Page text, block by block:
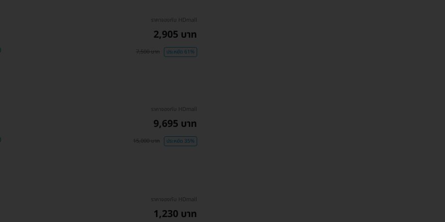
ราคาจองกับ HDmall
2,905 บาท
7,500 บาท ประหยัด 61%
ราคาจองกับ HDmall
9,695 บาท
15,000 บาท ประหยัด 35%
ราคาจองกับ HDmall
1,230 บาท